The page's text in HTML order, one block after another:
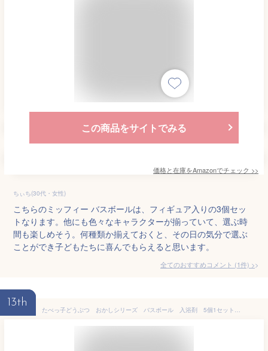
この商品をサイトでみる
価格と在庫をAmazonでチェック >>
ちぃち(30代・女性)
こちらのミッフィー バスボールは、フィギュア入りの3個セッ
トなります。他にも色々なキャラクターが揃っていて、選ぶ時
間も楽しめそう。何種類か揃えておくと、その日の気分で選ぶ
ことができ子どもたちに喜んでもらえると思います。
全てのおすすめコメント (1件) >
13th
たべっ子どうぶつ おかしシリーズ バスボール 入浴剤 5個1セット マスコット入